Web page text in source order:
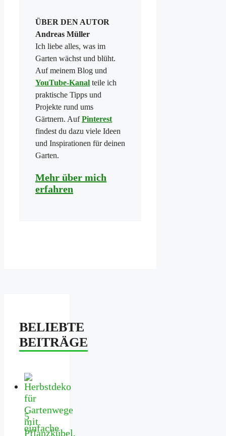
ÜBER DEN AUTOR
Andreas Müller
Ich liebe alles, was im
Garten wächst und blüht.
Auf meinem Blog und
YouTube-Kanal teile ich
praktische Tipps und
Projekte rund ums
Gärtnern. AufPinterest
findest du dazu viele Ideen
und Inspirationen für deinen
Garten.
Mehr über mich
erfahren
BELIEBTE
BEITRÄGE
5
einfache